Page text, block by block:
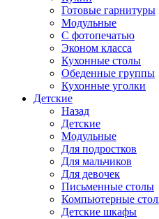
Готовые гарнитуры
Модульные
С фотопечатью
Эконом класса
Кухонные столы
Обеденные группы
Кухонные уголки
Детские
Назад
Детские
Модульные
Для подростков
Для мальчиков
Для девочек
Письменные столы
Компьютерные
Детские шкафы